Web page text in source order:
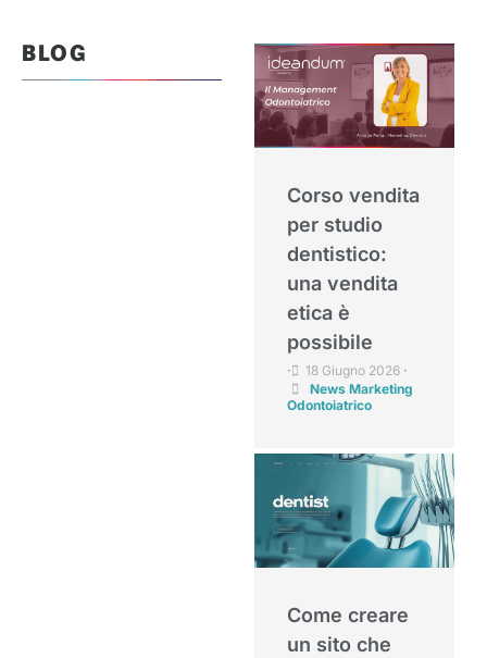
BLOG
Corso vendita
per studio
dentistico:
una vendita
etica è
possibile
• 18 Giugno 2026 •
News Marketing
Odontoiatrico
Come creare
un sito che